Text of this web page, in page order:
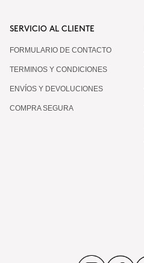
SERVICIO AL CLIENTE
FORMULARIO DE CONTACTO
TERMINOS Y CONDICIONES
ENVÍOS Y DEVOLUCIONES
COMPRA SEGURA